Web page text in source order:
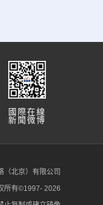
國際在線
新聞微博
（北京）有限公司
所有©1997- 2026